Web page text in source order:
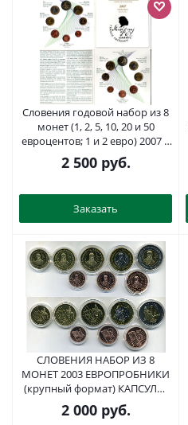
Словения годовой набор из 8
монет (1, 2, 5, 10, 20 и 50
евроцентов; 1 и 2 евро) 2007 в
оригинальной упаковке
монетного двора KM MS16 (68,
06-13
2 500руб.
Заказать
СЛОВЕНИЯ НАБОР ИЗ 8
МОНЕТ 2003 ЕВРОПРОБНИКИ
(крупный формат) КАПСУЛЫ,
ЛЮДОВИК ШТУР биметалл
PROOF 06-081-10
2 000руб.